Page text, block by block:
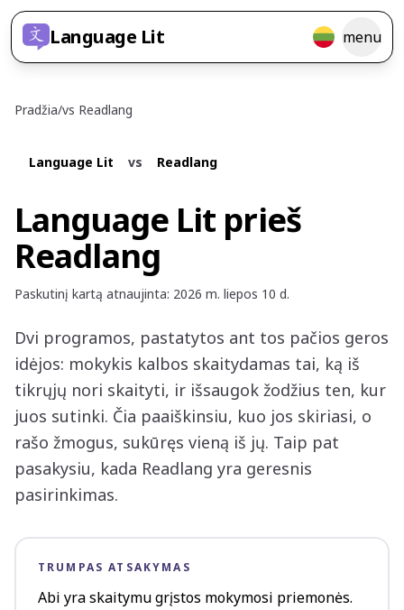
Language Lit menu
Pradžia/vs Readlang
Language Lit vs Readlang
Language Lit prieš
Readlang
Paskutinį kartą atnaujinta: 2026 m. liepos 10 d.
Dvi programos, pastatytos ant tos pačios geros
idėjos: mokykis kalbos skaitydamas tai, ką iš
tikrųjų nori skaityti, ir išsaugok žodžius ten, kur
juos sutinki. Čia paaiškinsiu, kuo jos skiriasi, o
rašo žmogus, sukūręs vieną iš jų. Taip pat
pasakysiu, kada Readlang yra geresnis
pasirinkimas.
TRUMPAS ATSAKYMAS
Abi yra skaitymu grįstos mokymosi priemonės.